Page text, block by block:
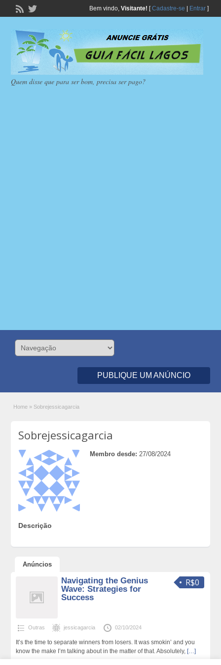
Bem vindo, Visitante! [Cadastre-se Entrar]
Quem disse que para ser bom, precisa ser pago?
PUBLIQUE UM ANÚNCIO
Home » Sobrejessicagarcia
Sobrejessicagarcia
Membro desde: 27/08/2024
Descrição
Anúncios
R$0
Navigating the Genius
Wave: Strategies for
Success
Outras jessicagarcia 02/10/2024
It’s the time to separate winners from losers. It was smokin’ and you
know the make I’m talking about in the matter of that. Absolutely, […]